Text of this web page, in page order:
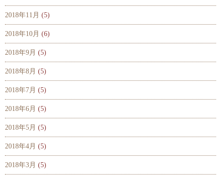
2018年11月 (5)
2018年10月 (6)
2018年9月 (5)
2018年8月 (5)
2018年7月 (5)
2018年6月 (5)
2018年5月 (5)
2018年4月 (5)
2018年3月 (5)